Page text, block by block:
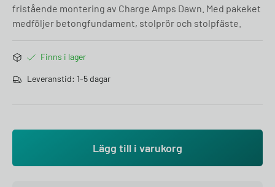
fristående montering av Charge Amps Dawn. Med pakeket
medföljer betongfundament, stolprör och stolpfäste.
Finns i lager
Leveranstid: 1-5 dagar
Lägg till i varukorg